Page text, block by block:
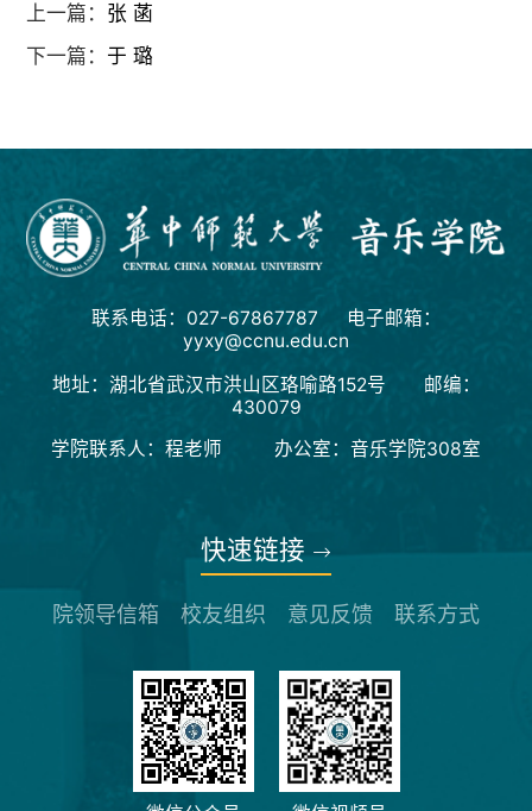
上一篇： 张 菡
下一篇： 于 璐
联系电话：027-67867787 电子邮箱：
yyxy@ccnu.edu.cn
地址：湖北省武汉市洪山区珞喻路152号 邮编：
430079
学院联系人：程老师 办公室：音乐学院308室
快速链接
院领导信箱 校友组织 意见反馈 联系方式